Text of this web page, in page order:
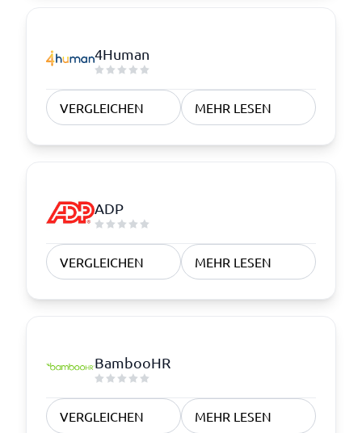
4Human
VERGLEICHEN MEHR LESEN
ADP
VERGLEICHEN MEHR LESEN
BambooHR
VERGLEICHEN MEHR LESEN